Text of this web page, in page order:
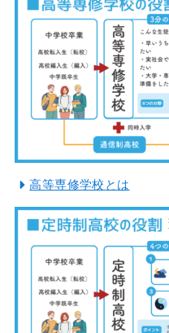
高等専修学校とは